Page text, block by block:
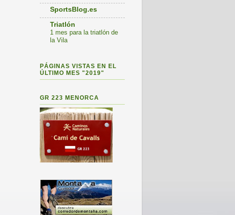
SportsBlog.es
Triatlón
1 mes para la triatlón de
la Vila
PÁGINAS VISTAS EN EL
ÚLTIMO MES "2019"
GR 223 MENORCA